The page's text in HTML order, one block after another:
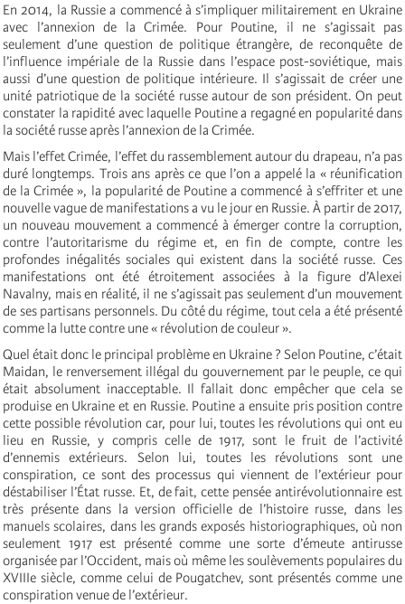
En 2014, la Russie a commencé à s’impliquer militairement en Ukraine
avec l’annexion de la Crimée. Pour Poutine, il ne s’agissait pas
seulement d’une question de politique étrangère, de reconquête de
l’influence impériale de la Russie dans l’espace post-soviétique, mais
aussi d’une question de politique intérieure. Il s’agissait de créer une
unité patriotique de la société russe autour de son président. On peut
constater la rapidité avec laquelle Poutine a regagné en popularité dans
la société russe après l’annexion de la Crimée.
Mais l’effet Crimée, l’effet du rassemblement autour du drapeau, n’a pas
duré longtemps. Trois ans après ce que l’on a appelé la « réunification
de la Crimée », la popularité de Poutine a commencé à s’effriter et une
nouvelle vague de manifestations a vu le jour en Russie. À partir de 2017,
un nouveau mouvement a commencé à émerger contre la corruption,
contre l’autoritarisme du régime et, en fin de compte, contre les
profondes inégalités sociales qui existent dans la société russe. Ces
manifestations ont été étroitement associées à la figure d’Alexei
Navalny, mais en réalité, il ne s’agissait pas seulement d’un mouvement
de ses partisans personnels. Du côté du régime, tout cela a été présenté
comme la lutte contre une « révolution de couleur ».
Quel était donc le principal problème en Ukraine ? Selon Poutine, c’était
Maidan, le renversement illégal du gouvernement par le peuple, ce qui
était absolument inacceptable. Il fallait donc empêcher que cela se
produise en Ukraine et en Russie. Poutine a ensuite pris position contre
cette possible révolution car, pour lui, toutes les révolutions qui ont eu
lieu en Russie, y compris celle de 1917, sont le fruit de l’activité
d’ennemis extérieurs. Selon lui, toutes les révolutions sont une
conspiration, ce sont des processus qui viennent de l’extérieur pour
déstabiliser l’État russe. Et, de fait, cette pensée antirévolutionnaire est
très présente dans la version officielle de l’histoire russe, dans les
manuels scolaires, dans les grands exposés historiographiques, où non
seulement 1917 est présenté comme une sorte d’émeute antirusse
organisée par l’Occident, mais où même les soulèvements populaires du
XVIIIe siècle, comme celui de Pougatchev, sont présentés comme une
conspiration venue de l’extérieur.